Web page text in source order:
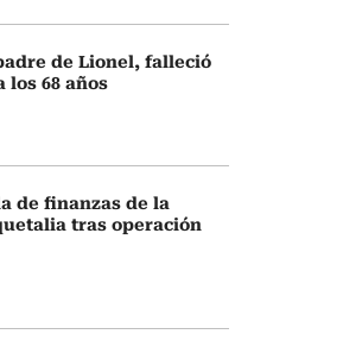
de Lionel, falleció
los 68 años
de finanzas de la
tras operación